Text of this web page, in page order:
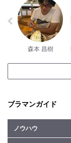
森本 昌樹
ブラマンガイド
ノウハウ